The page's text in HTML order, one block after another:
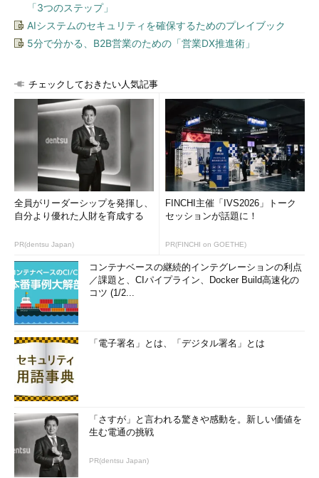
「3つのステップ」
AIシステムのセキュリティを確保するためのプレイブック
5分で分かる、B2B営業のための「営業DX推進術」
チェックしておきたい人気記事
全員がリーダーシップを発揮し、
自分より優れた人財を育成する
PR(dentsu Japan)
FINCHI主催「IVS2026」トーク
セッションが話題に！
PR(FINCHI on GOETHE)
コンテナベースの継続的インテグレーションの利点
／課題と、CIパイプライン、Docker Build高速化の
コツ (1/2...
「電子署名」とは、「デジタル署名」とは
「さすが」と言われる驚きや感動を。新しい価値を
生む電通の挑戦
PR(dentsu Japan)